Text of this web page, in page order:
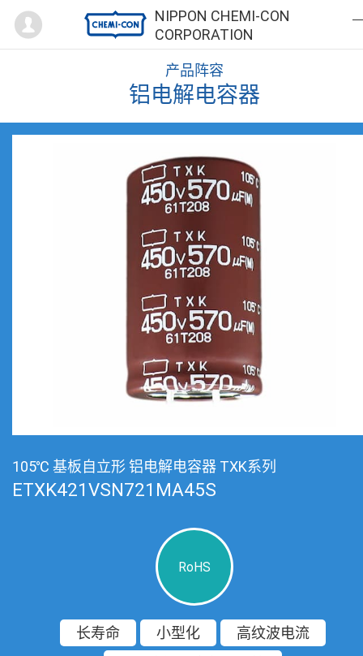
NIPPON CHEMI-CON
CORPORATION
Mypage
产品阵容
铝电解电容器
105℃ 基板自立形 铝电解电容器 TXK系列
ETXK421VSN721MA45S
RoHS
长寿命 小型化
高纹波电流